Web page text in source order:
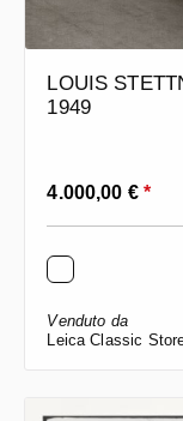
LOUIS
1949
Prezzo normale:
4.000,00 €*
Venduto da
Leica Classic